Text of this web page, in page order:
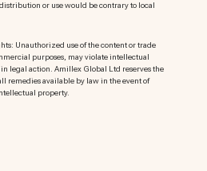
or use would be contrary to local
Unauthorized use of the content or trade
purposes, may violate intellectual
legal action. Amillex Global Ltd reserves the
remedies available by law in the event of
property.